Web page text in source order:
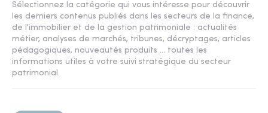
Sélectionnez la catégorie qui vous intéresse pour découvrir
les derniers contenus publiés dans les secteurs de la finance,
de l'immobilier et de la gestion patrimoniale : actualités
métier, analyses de marchés, tribunes, décryptages, articles
pédagogiques, nouveautés produits ... toutes les
informations utiles à votre suivi stratégique du secteur
patrimonial.